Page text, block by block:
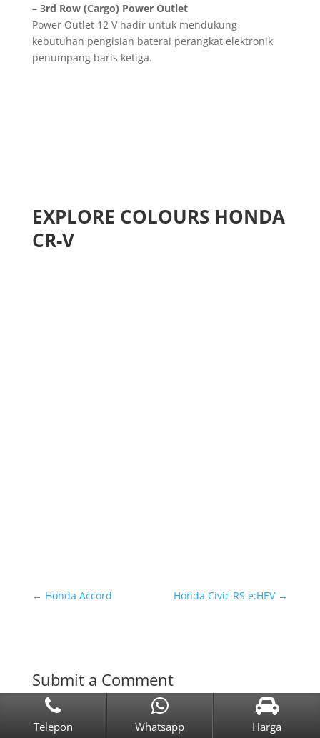
– 3rd Row (Cargo) Power Outlet
Power Outlet 12 V hadir untuk mendukung
kebutuhan pengisian baterai perangkat elektronik
penumpang baris ketiga.
Save my name, email, and website in this
browser for the next time I comment.
Telepon Whatsapp Harga